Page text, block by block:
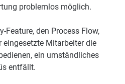
problemlos möglich.
Feature, den Process Flow,
Mitarbeiter die
ein umständliches
entfällt.